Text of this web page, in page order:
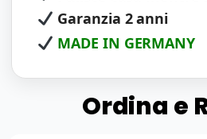
Garanzia 2 anni
MADE IN GERMANY
Ordina e